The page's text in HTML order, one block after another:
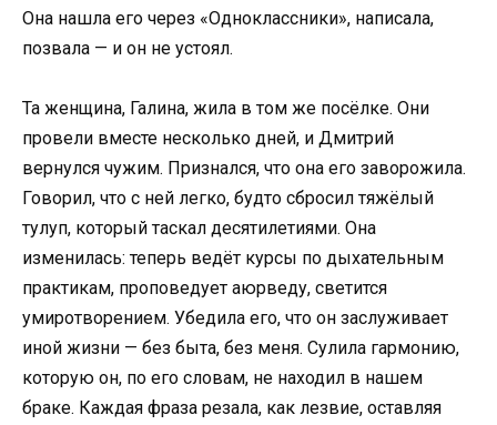
Она нашла его через «Одноклассники», написала,
позвала — и он не устоял.
Та женщина, Галина, жила в том же посёлке. Они
провели вместе несколько дней, и Дмитрий
вернулся чужим. Признался, что она его заворожила.
Говорил, что с ней легко, будто сбросил тяжёлый
тулуп, который таскал десятилетиями. Она
изменилась: теперь ведёт курсы по дыхательным
практикам, проповедует аюрведу, светится
умиротворением. Убедила его, что он заслуживает
иной жизни — без быта, без меня. Сулила гармонию,
которую он, по его словам, не находил в нашем
браке. Каждая фраза резала, как лезвие, оставляя